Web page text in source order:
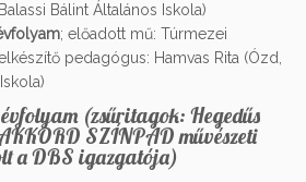
Bálint Általános Iskola)
; előadott mű: Túrmezei
pedagógus: Hamvas Rita (Ózd,
(zsűritagok: Hegedűs
SZÍNPAD művészeti
a DBS igazgatója)